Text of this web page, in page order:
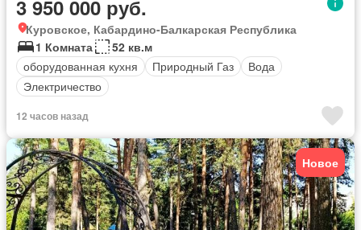
3 950 000 руб.
Куровское, Кабардино-Балкарская Республика
1 Комната
52 кв.м
оборудованная кухня
Природный Газ
Вода
Электричество
12 часов назад
Новое